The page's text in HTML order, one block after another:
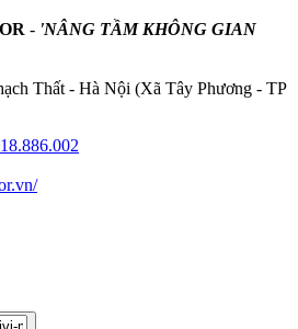
- 'NÂNG TẦM KHÔNG GIAN
Thất - Hà Nội (Xã Tây Phương - TP